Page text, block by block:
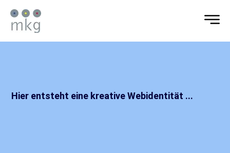
Hier entsteht eine kreative Webidentität ...